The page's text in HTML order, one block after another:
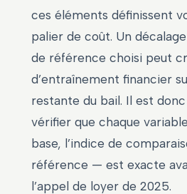
ces éléments définissent
palier de coût. Un
de référence choisi peut
d’entraînement financier
restante du bail. Il est
vérifier que chaque
base, l’indice de
référence — est exacte
l’appel de loyer de 2025.